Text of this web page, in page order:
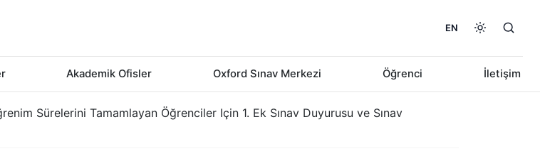
Akademik Ofisler Oxford Sınav Merkezi Öğrenci İletişim
EN
Sürelerini Tamamlayan Öğrenciler Için 1. Ek Sınav Duyurusu ve Sınav